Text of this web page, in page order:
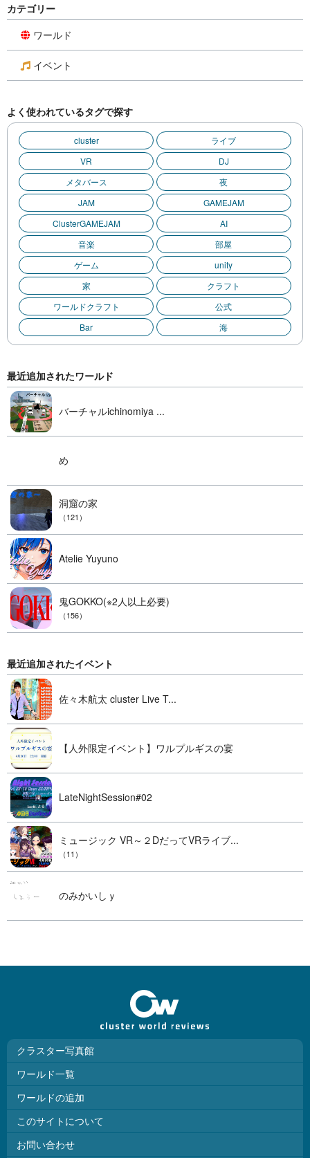
カテゴリー
ワールド
イベント
よく使われているタグで探す
cluster
ライブ
VR
DJ
メタバース
夜
JAM
GAMEJAM
ClusterGAMEJAM
AI
音楽
部屋
ゲーム
unity
家
クラフト
ワールドクラフト
公式
Bar
海
最近追加されたワールド
バーチャルichinomiya ...
め
洞窟の家
（121）
Atelie Yuyuno
鬼GOKKO(※2人以上必要)
（156）
最近追加されたイベント
佐々木航太 cluster Live T...
【人外限定イベント】ワルプルギスの宴
LateNightSession#02
ミュージック VR～２DだってVRライブ...
（11）
のみかいしｙ
クラスター写真館
ワールド一覧
ワールドの追加
このサイトについて
お問い合わせ